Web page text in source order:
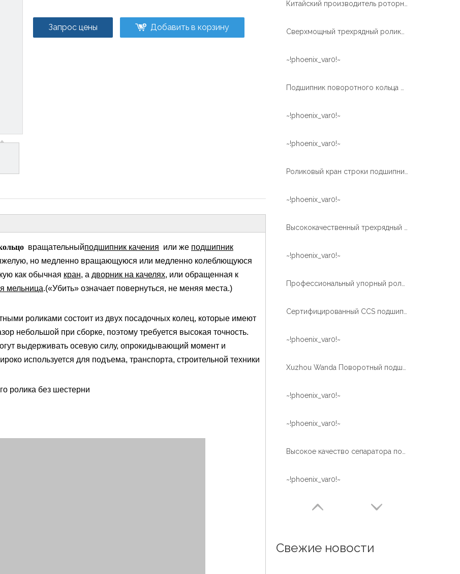
Запрос цены Добавить в корзину
вращательныйподшипник качения или же подшипник
но медленно вращающуюся или медленно колеблющуюся
​​​​как обычная кран, а дворник на качелях, или обращенная к
мельница.(«Убить» означает повернуться, не меняя места.)
роликами состоит из двух посадочных колец, которые имеют
небольшой при сборке, поэтому требуется высокая точность.
выдерживать осевую силу, опрокидывающий момент и
используется для подъема, транспорта, строительной техники
ролика без шестерни
~!phoenix_var0!~
~!phoenix_var0!~
~!phoenix_var0!~
~!phoenix_var0!~
~!phoenix_var0!~
~!phoenix_var0!~
~!phoenix_var0!~
~!phoenix_var0!~
~!phoenix_var0!~
Свежие новости